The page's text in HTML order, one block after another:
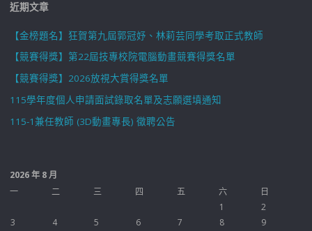
近期文章
【金榜題名】狂賀第九屆郭冠妤、林莉芸同學考取正式教師
【競賽得獎】第22屆技專校院電腦動畫競賽得獎名單
【競賽得獎】2026放視大賞得獎名單
115學年度個人申請面試錄取名單及志願選填通知
115-1兼任教師 (3D動畫專長) 徵聘公告
2026 年 8 月
一
二 三 四 五 六
日
1
2
3
4 5 6 7 8
9